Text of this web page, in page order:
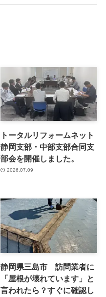
トータルリフォームネット
静岡支部・中部支部合同支
部会を開催しました。
2026.07.09
静岡県三島市 訪問業者に
「屋根が壊れています」と
言われたら？すぐに確認し